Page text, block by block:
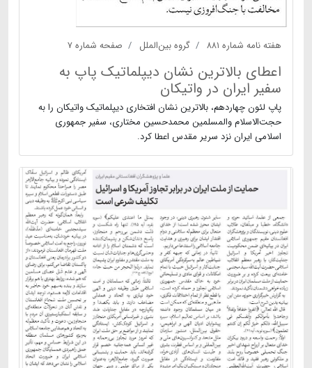
هفته نامه شماره ۸۸۱ گروه بین‌الملل صفحه شماره ۷
اعطای بالاترین نشان دیپلماتیک پاپ به
سفیر ایران در واتیکان
پاپ لئون چهاردهم، بالاترین نشان افتخاری دیپلماتیک واتیکان را به
حجت‌الاسلام والمسلمین محمدحسین مختاری، سفیر جمهوری
اسلامی ایران نزد سریر مقدس اعطا کرد.